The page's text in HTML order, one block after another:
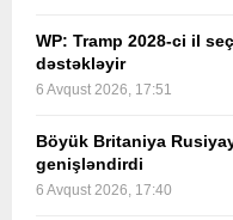
WP: Tramp 2028-ci il
dəstəkləyir
6 Avqust 2026, 17:51
Böyük Britaniya
genişləndirdi
6 Avqust 2026, 17:40